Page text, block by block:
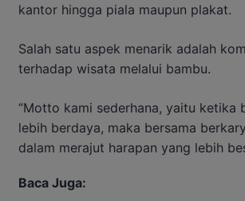
kantor hingga piala maupun plakat.
Salah satu aspek menarik adalah
terhadap wisata melalui bambu.
“Motto kami sederhana, yaitu ketika
lebih berdaya, maka bersama
dalam merajut harapan yang lebih
Baca Juga: